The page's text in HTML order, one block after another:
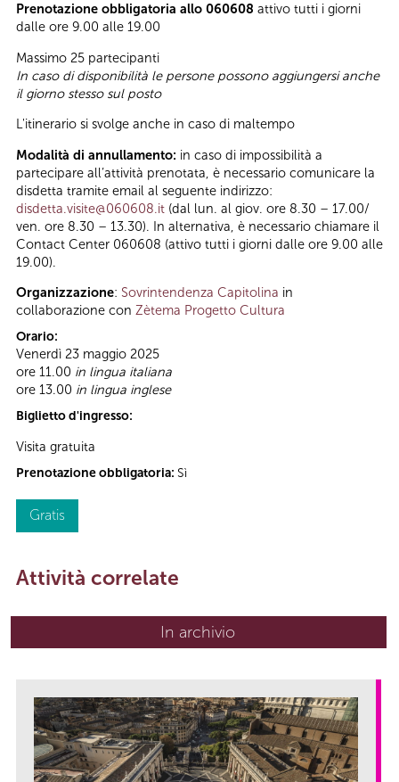
Prenotazione obbligatoria allo 060608 attivo tutti i giorni
dalle ore 9.00 alle 19.00
Massimo 25 partecipanti
In caso di disponibilità le persone possono aggiungersi anche
il giorno stesso sul posto
L'itinerario si svolge anche in caso di maltempo
Modalità di annullamento: in caso di impossibilità a
partecipare all’attività prenotata, è necessario comunicare la
disdetta tramite email al seguente indirizzo:
disdetta.visite@060608.it (dal lun. al giov. ore 8.30 – 17.00/
ven. ore 8.30 – 13.30). In alternativa, è necessario chiamare il
Contact Center 060608 (attivo tutti i giorni dalle ore 9.00 alle
19.00).
Organizzazione: Sovrintendenza Capitolina in
collaborazione con Zètema Progetto Cultura
Orario:
Venerdì 23 maggio 2025
ore 11.00 in lingua italiana
ore 13.00 in lingua inglese
Biglietto d'ingresso:
Visita gratuita
Prenotazione obbligatoria: Sì
Gratis
Attività correlate
In archivio